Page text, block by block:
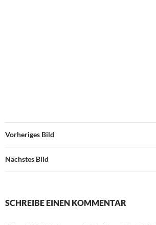
Vorheriges Bild
Nächstes Bild
SCHREIBE EINEN KOMMENTAR